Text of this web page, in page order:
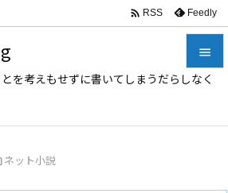
を考えもせずに書いてしまうだらしなく



 RSS Feedly
ネット小説